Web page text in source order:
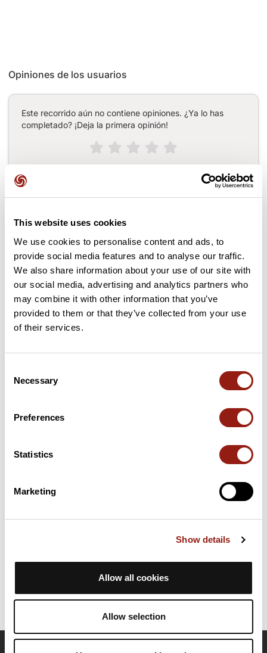
This website uses cookies
We use cookies to personalise content and ads, to
provide social media features and to analyse our traffic.
We also share information about your use of our site with
our social media, advertising and analytics partners who
may combine it with other information that you’ve
provided to them or that they’ve collected from your use
of their services.
Selection
Necessary
Preferences
Statistics
Marketing
Show details
Allow all cookies
Allow selection
Opiniones de los usuarios
Este recorrido aún no contiene opiniones. ¿Ya lo has
completado? ¡Deja la primera opinión!
864 m
Golet du Tillet 784 m
43 km
58 km Col de Belle Roche 1056 m
63 km
Descubre este recorrido de bicicleta de 89,3 km cerca de
88,7 km por carreteras. Presenta un desnivel acumulado de
más de 1750m. Calcula unas 4 horas y 38 minutos para
Fecha de creación del recorrido: 13 de agosto de 2023 14:47:19.